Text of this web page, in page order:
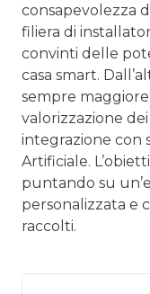
consapevolezza
filiera di
convinti delle
casa smart.
sempre
valorizzazione
integrazione con
Artificiale.
puntando su
personalizzata e
raccolti.